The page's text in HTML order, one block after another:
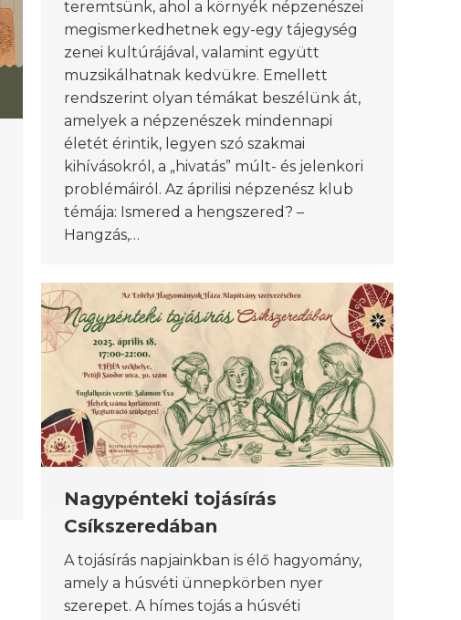
teremtsünk, ahol a környék népzenészei
megismerkedhetnek egy-egy tájegység
zenei kultúrájával, valamint együtt
muzsikálhatnak kedvükre. Emellett
rendszerint olyan témákat beszélünk át,
amelyek a népzenészek mindennapi
életét érintik, legyen szó szakmai
kihívásokról, a „hivatás” múlt- és jelenkori
problémáiról. Az áprilisi népzenész klub
témája: Ismered a hengszered? –
Hangzás,…
Nagypénteki tojásírás
Csíkszeredában
A tojásírás napjainkban is élő hagyomány,
amely a húsvéti ünnepkörben nyer
szerepet. A hímes tojás a húsvéti